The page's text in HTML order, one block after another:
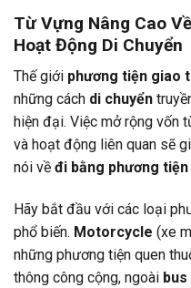
Từ Vựng Nâng Cao
Hoạt Động Di Chuyển
Thế giới phương tiện giao
những cách di chuyển
hiện đại. Việc mở rộng vốn
và hoạt động liên quan sẽ
nói về đi bằng phương
Hãy bắt đầu với các loại
phổ biến. Motorcycle (xe
những phương tiện quen
thông công cộng, ngoài bus